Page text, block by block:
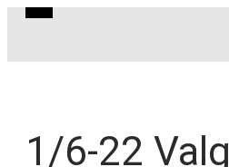
1/6-22 Valg